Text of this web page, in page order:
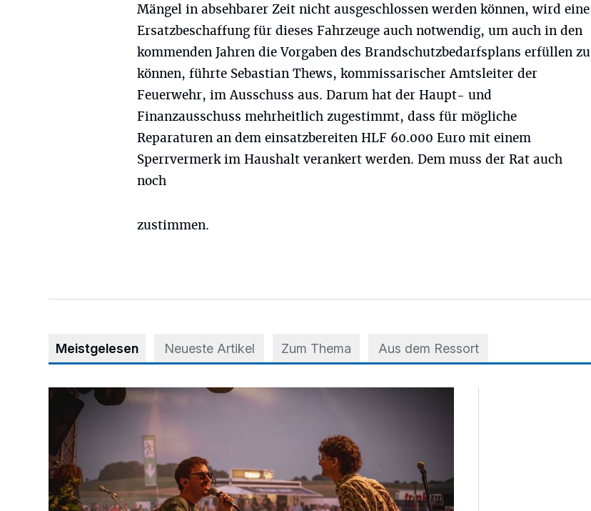
Mängel in absehbarer Zeit nicht ausgeschlossen werden können, wird eine
Ersatzbeschaffung für dieses Fahrzeuge auch notwendig, um auch in den
kommenden Jahren die Vorgaben des Brandschutzbedarfsplans erfüllen zu
können, führte Sebastian Thews, kommissarischer Amtsleiter der
Feuerwehr, im Ausschuss aus. Darum hat der Haupt- und
Finanzausschuss mehrheitlich zugestimmt, dass für mögliche
Reparaturen an dem einsatzbereiten HLF 60.000 Euro mit einem
Sperrvermerk im Haushalt verankert werden. Dem muss der Rat auch
noch
zustimmen.
Meistgelesen Neueste Artikel Zum Thema Aus dem Ressort
Mehr als nur ein Festival